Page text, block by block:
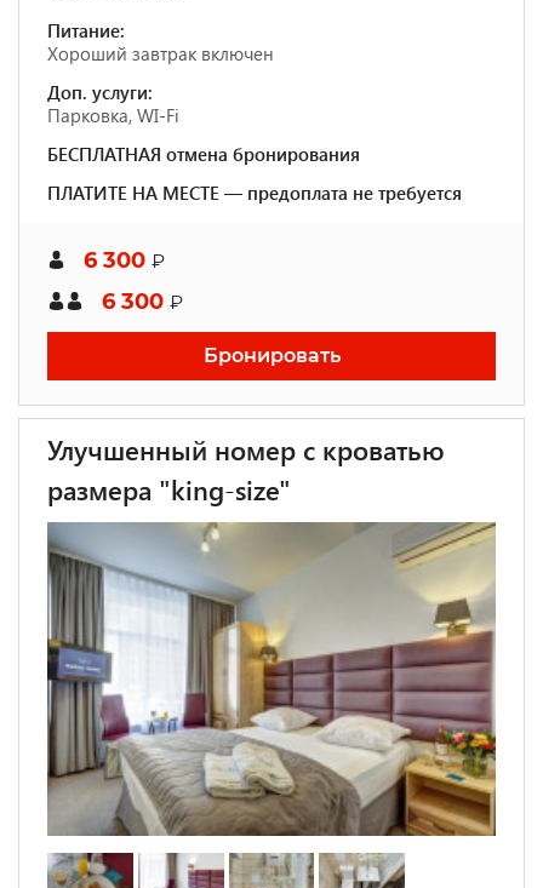
Питание:
Хороший завтрак включен
Доп. услуги:
Парковка, WI-Fi
БЕСПЛАТНАЯ отмена бронирования
ПЛАТИТЕ НА МЕСТЕ — предоплата не требуется
6 300 ₽
6 300 ₽
Бронировать
Улучшенный номер с кроватью
размера "king-size"